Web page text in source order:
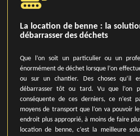
La location de benne : la
débarrasser des déchets
Que l’on soit un particulier ou un
énormément de déchet lorsque l’on
ou sur un chantier. Des choses qu’il
débarrasser tôt ou tard. Vu que l’on
conséquente de ces derniers, ce n’est
moyens de transport que l’on va pouvoir
endroit plus approprié, à moins de faire
location de benne, c’est la meilleure